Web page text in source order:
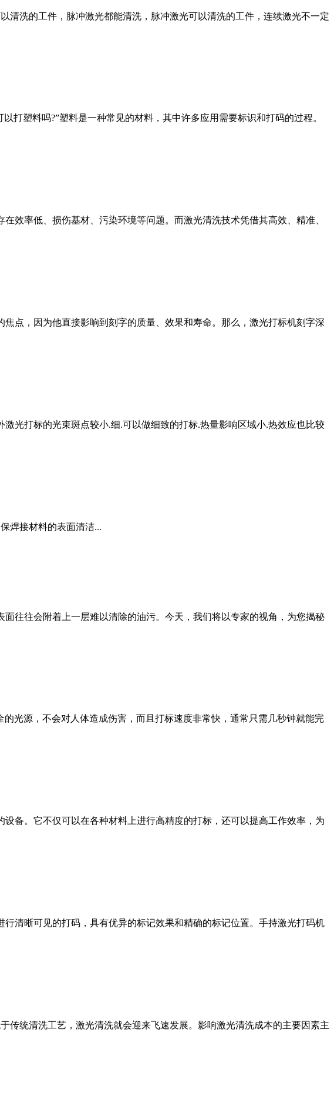
清洗的工件，脉冲激光都能清洗，脉冲激光可以清洗的工件，连续激光不一定
塑料吗?”塑料是一种常见的材料，其中许多应用需要标识和打码的过程。
效率低、损伤基材、污染环境等问题。而激光清洗技术凭借其高效、精准、
点，因为他直接影响到刻字的质量、效果和寿命。那么，激光打标机刻字深
光打标的光束斑点较小.细.可以做细致的打标.热量影响区域小.热效应也比较
焊接材料的表面清洁...
往往会附着上一层难以清除的油污。今天，我们将以专家的视角，为您揭秘
光源，不会对人体造成伤害，而且打标速度非常快，通常只需几秒钟就能完
备。它不仅可以在各种材料上进行高精度的打标，还可以提高工作效率，为
晰可见的打码，具有优异的标记效果和精确的标记位置。手持激光打码机
传统清洗工艺，激光清洗就会迎来飞速发展。影响激光清洗成本的主要因素主